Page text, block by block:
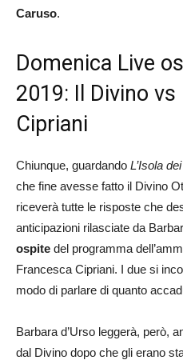
Caruso.
Domenica Live
2019: Il Divino vs
Cipriani
Chiunque, guardando L’Isola
che fine avesse fatto il Divino
riceverà tutte le risposte che
anticipazioni rilasciate da
ospite del programma
Francesca Cipriani. I due si
modo di parlare di quanto
Barbara d’Urso leggerà, però,
dal Divino dopo che gli erano